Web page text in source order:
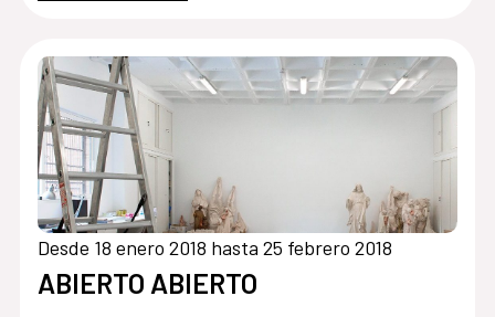
Desde 18 enero 2018 hasta 25 febrero 2018
ABIERTO ABIERTO